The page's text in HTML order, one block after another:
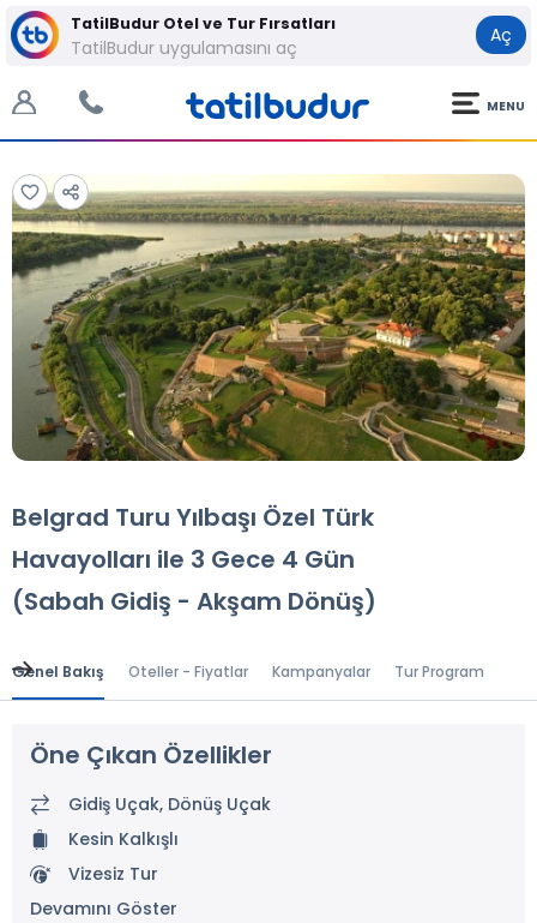
TatilBudur Otel ve Tur Fırsatları
TatilBudur uygulamasını aç
Aç
MENU
Tüm Fotoğraflar
Belgrad Turu Yılbaşı Özel Türk
Havayolları ile 3 Gece 4 Gün
(Sabah Gidiş - Akşam Dönüş)
Genel Bakış Oteller - Fiyatlar Kampanyalar Tur Programı
Öne Çıkan Özellikler
Gidiş Uçak, Dönüş Uçak
Kesin Kalkışlı
Vizesiz Tur
Devamını Göster